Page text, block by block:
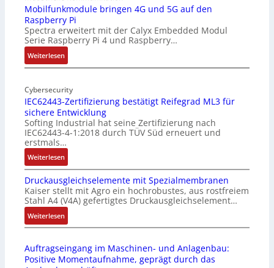
-
Z
o
l
l
-
n
d
u
s
t
r
i
e
-
P
C
l
ä
s
t
Mobilfunkmodule bringen 4G und 5G auf den
Raspberry Pi
Spectra erweitert mit der Calyx Embedded Modul
Serie Raspberry Pi 4 und Raspberry…
Weiterlesen:
M
b
i
l
f
u
n
k
m
o
d
u
l
e
r
i
Cybersecurity
IEC62443-Zertifizierung bestätigt Reifegrad ML3 für
sichere Entwicklung
Softing Industrial hat seine Zertifizierung nach
IEC62443-4-1:2018 durch TÜV Süd erneuert und
erstmals…
Weiterlesen:
I
E
6
2
4
3
-
Druckausgleichselemente mit Spezialmembranen
Kaiser stellt mit Agro ein hochrobustes, aus rostfreiem
Stahl A4 (V4A) gefertigtes Druckausgleichselement…
Weiterlesen:
D
u
c
Auftragseingang im Maschinen- und Anlagenbau:
Positive Momentaufnahme, geprägt durch das